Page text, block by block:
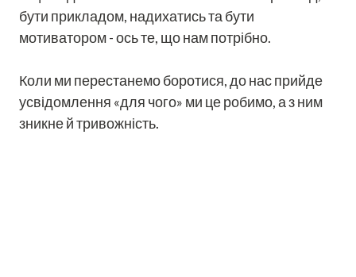
бути прикладом, надихатись та бути
мотиватором - ось те, що нам потрібно.
Коли ми перестанемо боротися, до нас прийде
усвідомлення «для чого» ми це робимо, а з ним
зникне й тривожність.